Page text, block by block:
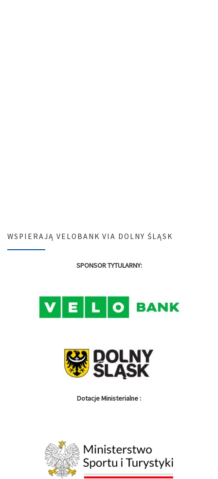
WSPIERAJĄ VELOBANK VIA DOLNY ŚLĄSK
SPONSOR TYTULARNY:
Dotacje Ministerialne :